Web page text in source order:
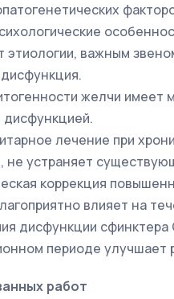
этиологии, важным
желчи имеет
дисфункцией.
лечение при
не устраняет
коррекция
влияет на
дисфункции
периоде улучшает
работ